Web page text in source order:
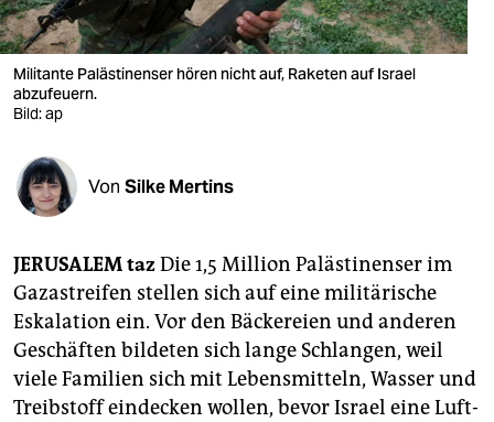
verlag
veranstaltungen
shop
fragen & hilfe
unterstützen
genossenschaft
epaper login
Militante Palästinenser hören nicht auf, Raketen auf Israel
abzufeuern.
Bild: ap
Von Silke Mertins
JERUSALEM taz Die 1,5 Million Palästinenser im
Gazastreifen stellen sich auf eine militärische
Eskalation ein. Vor den Bäckereien und anderen
Geschäften bildeten sich lange Schlangen, weil
viele Familien sich mit Lebensmitteln, Wasser und
Treibstoff eindecken wollen, bevor Israel eine Luft-